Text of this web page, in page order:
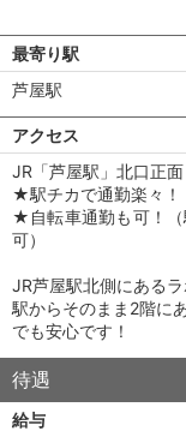
最寄り駅
芦屋駅
アクセス
JR「芦屋駅」北口正面
★駅チカで通勤楽々！
★自転車通勤も可！（
可）
JR芦屋駅北側にある
駅からそのまま2階に
でも安心です！
待遇
給与